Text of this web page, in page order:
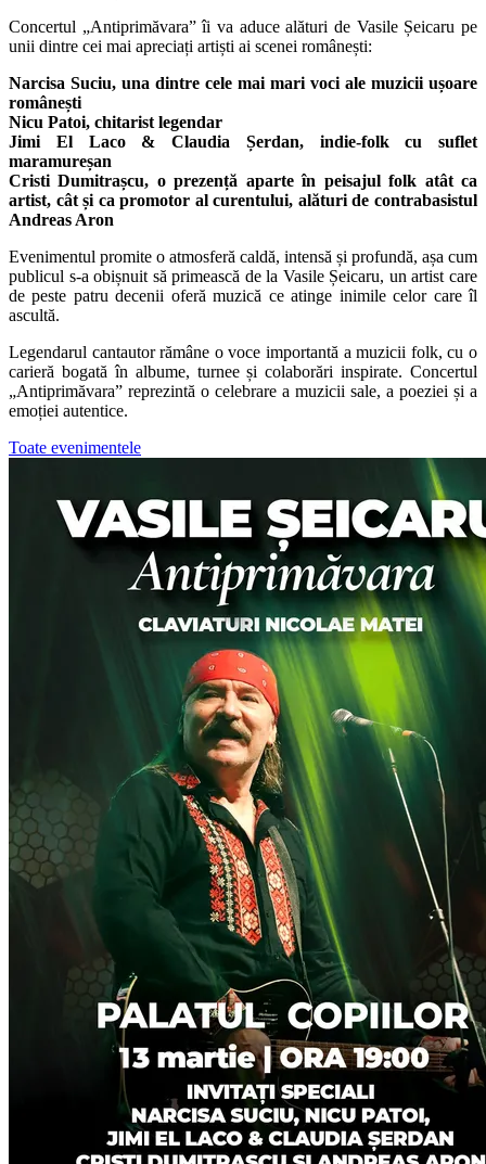
Concertul „Antiprimăvara” îi va aduce alături de Vasile Șeicaru pe
unii dintre cei mai apreciați artiști ai scenei românești:
Narcisa Suciu, una dintre cele mai mari voci ale muzicii ușoare
românești
Nicu Patoi, chitarist legendar
Jimi El Laco & Claudia Șerdan, indie-folk cu suflet
maramureșan
Cristi Dumitrașcu, o prezență aparte în peisajul folk atât ca
artist, cât și ca promotor al curentului, alături de contrabasistul
Andreas Aron
Evenimentul promite o atmosferă caldă, intensă și profundă, așa cum
publicul s-a obișnuit să primească de la Vasile Șeicaru, un artist care
de peste patru decenii oferă muzică ce atinge inimile celor care îl
ascultă.
Legendarul cantautor rămâne o voce importantă a muzicii folk, cu o
carieră bogată în albume, turnee și colaborări inspirate. Concertul
„Antiprimăvara” reprezintă o celebrare a muzicii sale, a poeziei și a
emoției autentice.
Toate evenimentele